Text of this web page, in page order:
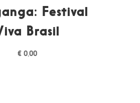
Festival
Brasil
€ 0,00